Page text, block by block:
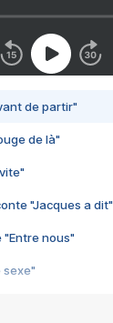
de partir"
de là"
"Jacques a dit"
"Entre nous"
sexe"